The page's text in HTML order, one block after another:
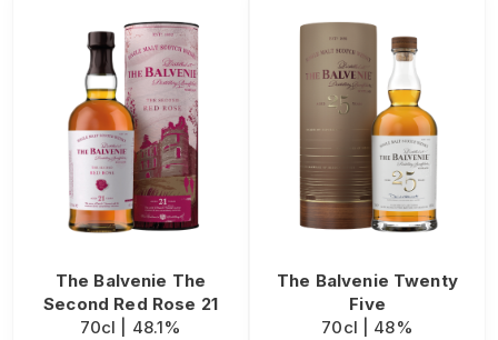
The Balvenie The
Second Red Rose 21
70cl | 48.1%
The Balvenie Twenty
Five
70cl | 48%